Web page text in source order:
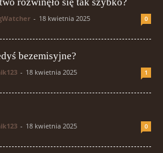
- 18 kwietnia 2025 0
bezemisyjne?
- 18 kwietnia 2025 1
- 18 kwietnia 2025 0